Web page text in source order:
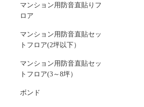
マンション用防音直貼りフ
ロア
マンション用防音直貼セッ
トフロア(2坪以下）
マンション用防音直貼セッ
トフロア(3～8坪）
ボンド